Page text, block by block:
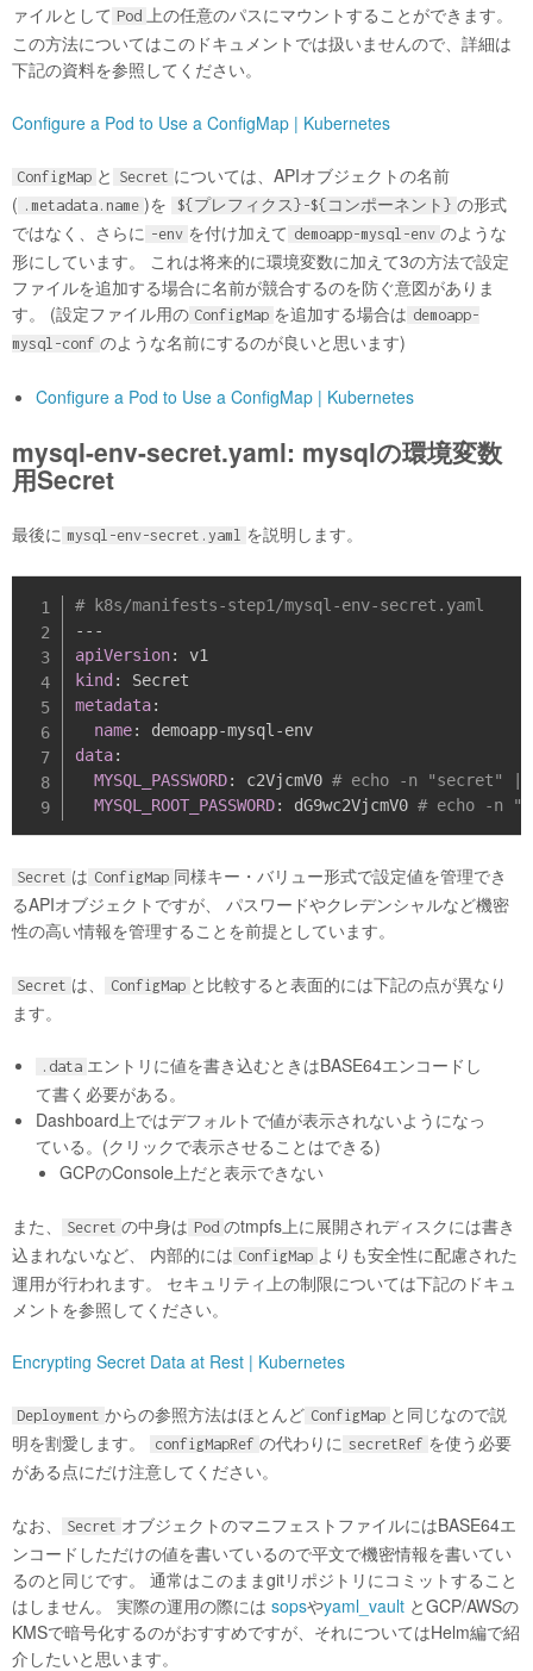
ァイルとして Pod 上の任意のパスにマウントすることができます。
この方法についてはこのドキュメントでは扱いませんので、詳細は
下記の資料を参照してください。
Configure a Pod to Use a ConfigMap | Kubernetes
ConfigMap と Secret については、APIオブジェクトの名前
( .metadata.name )を ${プレフィクス}-${コンポーネント} の形式
ではなく、さらに -env を付け加えて demoapp-mysql-env のような
形にしています。 これは将来的に環境変数に加えて3の方法で設定
ファイルを追加する場合に名前が競合するのを防ぐ意図がありま
す。 (設定ファイル用の ConfigMap を追加する場合は demoapp-
mysql-conf のような名前にするのが良いと思います)
Configure a Pod to Use a ConfigMap | Kubernetes
mysql-env-secret.yaml: mysqlの環境変数
用Secret
最後に mysql-env-secret.yaml を説明します。
# k8s/manifests-step1/mysql-env-secret.yaml
---
apiVersion:
kind :
metadata:
name: demoapp-mysql -
data:
MYSQL_PASSWORD: c2VjcmV0 # echo -n "secret" |
MYSQL_ROOT_PASSWORD: dG9wc2VjcmV0 # echo -n
Secret は ConfigMap 同様キー・バリュー形式で設定値を管理でき
るAPIオブジェクトですが、 パスワードやクレデンシャルなど機密
性の高い情報を管理することを前提としています。
Secret は、 ConfigMap と比較すると表面的には下記の点が異なり
ます。
.data エントリに値を書き込むときはBASE64エンコードし
て書く必要がある。
Dashboard上ではデフォルトで値が表示されないようになっ
ている。(クリックで表示させることはできる)
GCPのConsole上だと表示できない
また、 Secret の中身は Pod のtmpfs上に展開されディスクには書き
込まれないなど、 内部的には ConfigMap よりも安全性に配慮された
運用が行われます。 セキュリティ上の制限については下記のドキュ
メントを参照してください。
Encrypting Secret Data at Rest | Kubernetes
Deployment からの参照方法はほとんど ConfigMap と同じなので説
明を割愛します。
configMapRef の代わりに secretRef を使う必要
がある点にだけ注意してください。
なお、 Secret オブジェクトのマニフェストファイルにはBASE64エ
ンコードしただけの値を書いているので平文で機密情報を書いてい
るのと同じです。 通常はこのままgitリポジトリにコミットすること
はしません。 実際の運用の際には sopsやyaml_vault とGCP/AWSの
KMSで暗号化するのがおすすめですが、それについてはHelm編で紹
介したいと思います。